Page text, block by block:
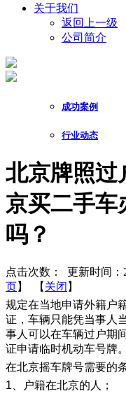
关于我们
返回上一级
公司简介
成功案例
行业动态
北京牌照过
京买二手车
吗？
点击次数： 更新时间：
页】 【 关闭 】
规定在当地申请外籍户
证，车辆只能凭当事人
事人可以在车辆过户期
证申请临时机动车号牌。
在北京摇车牌号需要的
1、户籍在北京的人；